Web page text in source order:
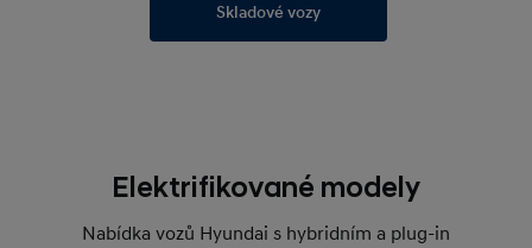
Skladové vozy
Elektrifikované modely
Nabídka vozů Hyundai s hybridním a plug‑in